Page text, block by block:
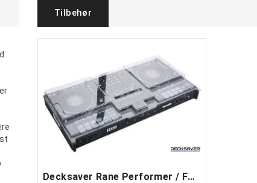
Tilbehør
Decksaver Rane Performer / Four